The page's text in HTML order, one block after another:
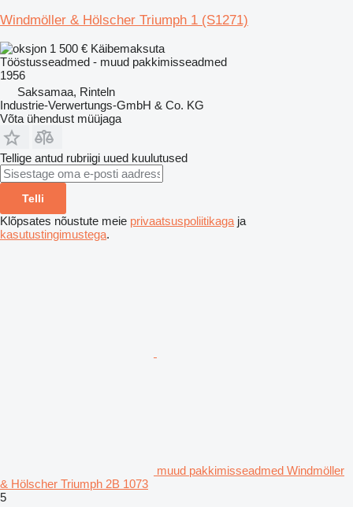
Windmöller & Hölscher Triumph 1 (S1271)
1 500 € Käibemaksuta
Tööstusseadmed - muud pakkimisseadmed
1956
Saksamaa, Rinteln
Industrie-Verwertungs-GmbH & Co. KG
Võta ühendust müüjaga
Tellige antud rubriigi uued kuulutused
Telli
Klõpsates nõustute meie privaatsuspoliitikaga ja
kasutustingimustega.
muud pakkimisseadmed Windmöller
& Hölscher Triumph 2B 1073
5